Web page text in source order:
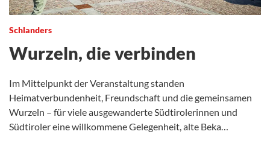
Schlanders
Wurzeln, die verbinden
Im Mittelpunkt der Veranstaltung standen
Heimatverbundenheit, Freundschaft und die gemeinsamen
Wurzeln – für viele ausgewanderte Südtirolerinnen und
Südtiroler eine willkommene Gelegenheit, alte Beka…